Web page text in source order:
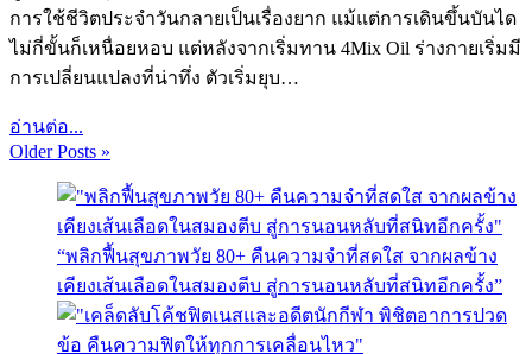
การใช้ชีวิตประจำวันกลายเป็นเรื่องยาก แม้แต่การเดินขึ้นบันได
ไม่กี่ขั้นก็เหนื่อยหอบ แต่หลังจากเริ่มทาน 4Mix Oil ร่างกายเริ่มมี
การเปลี่ยนแปลงที่น่าทึ่ง ตัวเริ่มยุบ…
อ่านต่อ...
Older Posts »
“พลิกฟื้นสุขภาพวัย 80+ คืนความจำที่สดใส จากผลข้าง
เคียงเส้นเลือดในสมองตีบ สู่การนอนหลับที่สนิทอีกครั้ง”